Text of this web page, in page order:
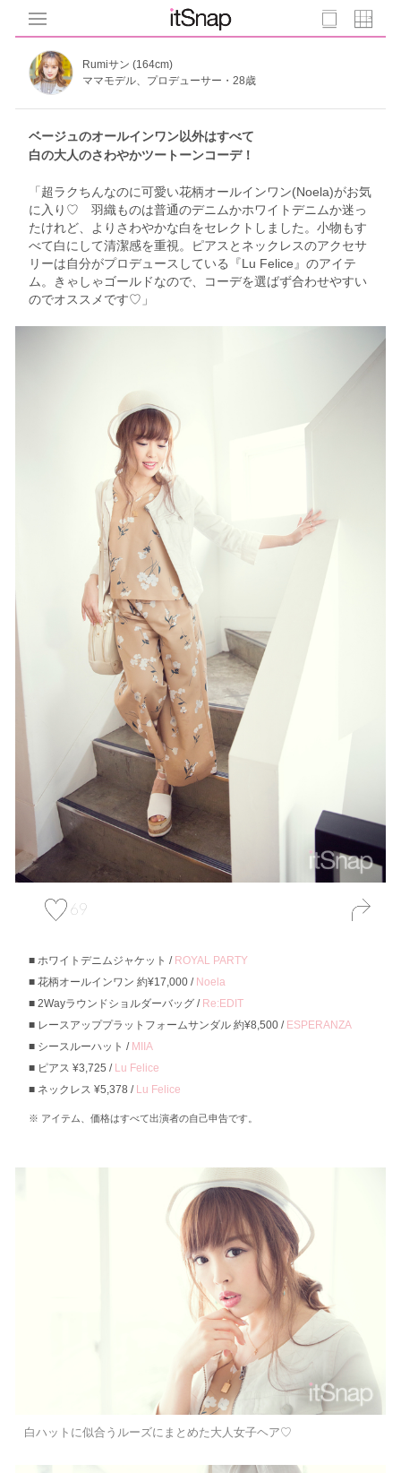
Rumiサン (164cm)
ママモデル、プロデューサー・28歳
ベージュのオールインワン以外はすべて
白の大人のさわやかツートーンコーデ！
「超ラクちんなのに可愛い花柄オールインワン(Noela)がお気
に入り♡ 羽織ものは普通のデニムかホワイトデニムか迷っ
たけれど、よりさわやかな白をセレクトしました。小物もす
べて白にして清潔感を重視。ピアスとネックレスのアクセサ
リーは自分がプロデュースしている『Lu Felice』のアイテ
ム。きゃしゃゴールドなので、コーデを選ばず合わせやすい
のでオススメです♡」
69
ホワイトデニムジャケット / ROYAL PARTY
花柄オールインワン 約¥17,000 / Noela
2Wayラウンドショルダーバッグ / Re:EDIT
レースアッププラットフォームサンダル 約¥8,500 / ESPERANZA
シースルーハット / MIIA
ピアス ¥3,725 / Lu Felice
ネックレス ¥5,378 / Lu Felice
アイテム、価格はすべて出演者の自己申告です。
白ハットに似合うルーズにまとめた大人女子ヘア♡